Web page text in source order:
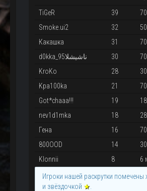
TiGeR 39
Smoke.ui2
32
Какашка
31
d0kka_ناشيشلا95
30
KroKo
28
Kpa100ka
21
Got*chaaa!!!
19
nev1d1mka
18
Гена
16
800OOD
14
Klonnii
8 6
Игроки нашей раскрутки помечены
и звёздочкой ★